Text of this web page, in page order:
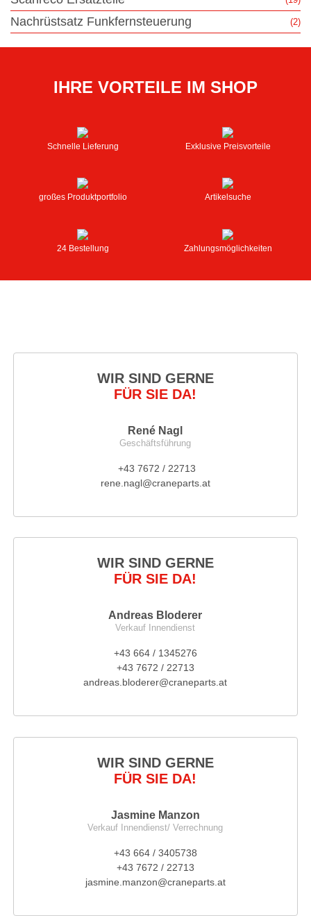
Nachrüstsatz Funkfernsteuerung (2)
IHRE VORTEILE IM SHOP
Schnelle Lieferung Exklusive Preisvorteile
großes Produktportfolio Artikelsuche
24 Bestellung Zahlungsmöglichkeiten
WIR SIND GERNE
FÜR SIE DA!
René Nagl
Geschäftsführung
+43 7672 / 22713
rene.nagl@craneparts.at
WIR SIND GERNE
FÜR SIE DA!
Andreas Bloderer
Verkauf Innendienst
+43 664 / 1345276
+43 7672 / 22713
andreas.bloderer@craneparts.at
WIR SIND GERNE
FÜR SIE DA!
Jasmine Manzon
Verkauf Innendienst/ Verrechnung
+43 664 / 3405738
+43 7672 / 22713
jasmine.manzon@craneparts.at